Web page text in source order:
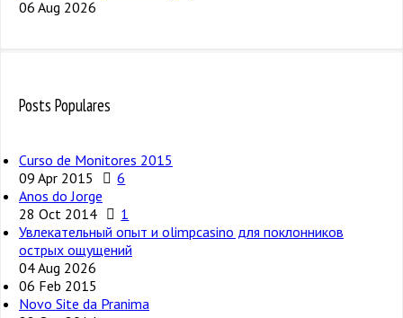
06 Aug 2026
Posts Populares
Curso de Monitores 2015
09 Apr 2015
6
Anos do Jorge
28 Oct 2014
1
Увлекательный опыт и olimpcasino для поклонников
острых ощущений
04 Aug 2026
06 Feb 2015
Novo Site da Pranima